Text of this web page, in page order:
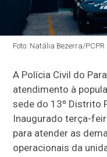
Foto: Natália Bezerra/PCPR
A Polícia Civil do
atendimento à
sede do 13º Distrito
Inaugurado terça-
para atender as
operacionais da